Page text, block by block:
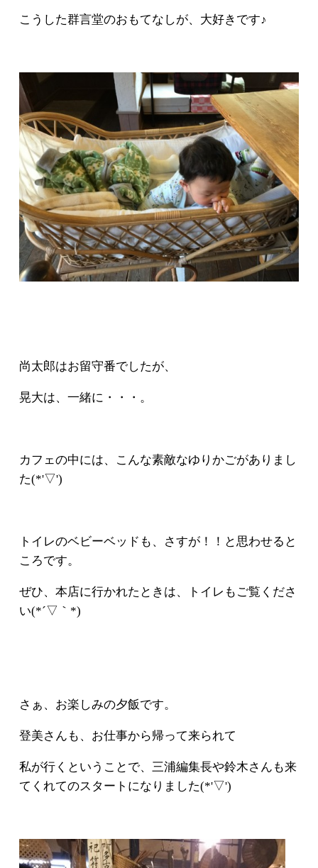
こうした群言堂のおもてなしが、大好きです♪
尚太郎はお留守番でしたが、
晃大は、一緒に・・・。
カフェの中には、こんな素敵なゆりかごがありまし
た(*'▽')
トイレのベビーベッドも、さすが！！と思わせると
ころです。
ぜひ、本店に行かれたときは、トイレもご覧くださ
い(*´▽｀*)
さぁ、お楽しみの夕飯です。
登美さんも、お仕事から帰って来られて
私が行くということで、三浦編集長や鈴木さんも来
てくれてのスタートになりました(*'▽')